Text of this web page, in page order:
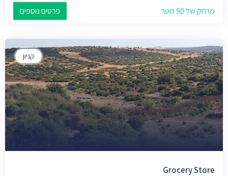
מרחק של 90 מטר פרטים נוספים
קניון
Grocery Store